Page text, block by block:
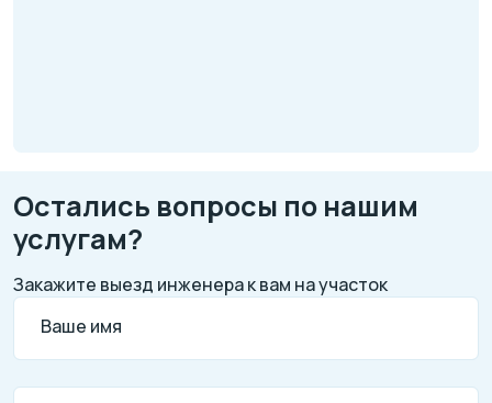
Остались вопросы по нашим
услугам?
Закажите выезд инженера к вам на участок
Ваше имя